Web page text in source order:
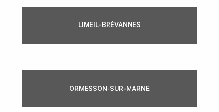
LIMEIL-BRÉVANNES
ORMESSON-SUR-MARNE